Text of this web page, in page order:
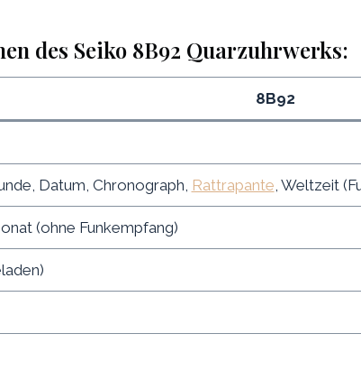
des Seiko 8B92 Quarzuhrwerks:
8B92
Datum, Chronograph, Rattrapante, Weltzeit
(ohne Funkempfang)